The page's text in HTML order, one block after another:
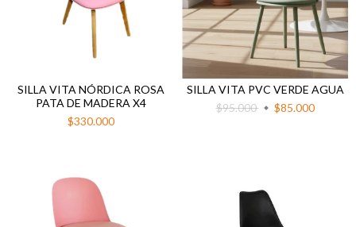
SILLA VITA NÓRDICA ROSA
PATA DE MADERA X4
$330.000
SILLA VITA PVC VERDE AGUA
$95.000
$85.000